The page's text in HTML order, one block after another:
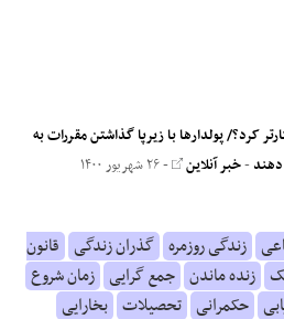
کرد؟/ پولدارها با زیرپا گذاشتن مقررات به
-خبر آنلاین - ۲۶ شهریور ۱۴۰۰
زندگی روزمره گذران زندگی قانون
زنده ماندن جمع گرایی زمان شروع
حکمرانی تحصیلات بخارایی